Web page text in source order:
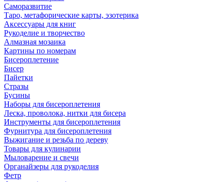
Саморазвитие
Таро, метафорические карты, эзотерика
Аксессуары для книг
Рукоделие и творчество
Алмазная мозаика
Картины по номерам
Бисероплетение
Бисер
Пайетки
Стразы
Бусины
Наборы для бисероплетения
Леска, проволока, нитки для бисера
Инструменты для бисероплетения
Фурнитура для бисероплетения
Выжигание и резьба по дереву
Товары для кулинарии
Мыловарение и свечи
Органайзеры для рукоделия
Фетр